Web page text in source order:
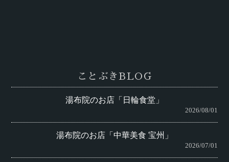
ことぶきBLOG
湯布院のお店「日輪食堂」
2026/08/01
湯布院のお店「中華美食 宝州」
2026/07/01